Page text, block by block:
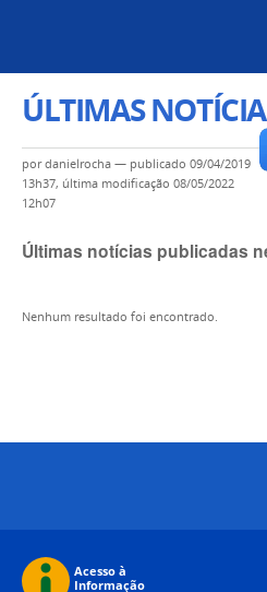
ÚLTIMAS
pordanielrocha — publicado 09/04/2019
13h37, última modificação 08/05/2022
12h07
Últimas notícias publicadas
Nenhum resultado foi encontrado.